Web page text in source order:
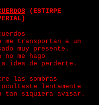
(ESTIRPE
me transportan a un
muy presente.
no me hago
idea de perderte.
las sombras
lentamente
tan siquiera avisar.